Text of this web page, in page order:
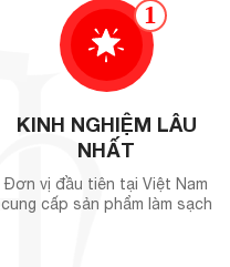
1
KINH NGHIỆM LÂU
NHẤT
Đơn vị đầu tiên tại Việt Nam
cung cấp sản phẩm làm sạch